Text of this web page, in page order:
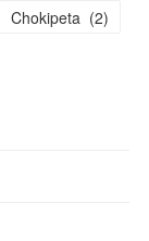
Chokipeta (2)